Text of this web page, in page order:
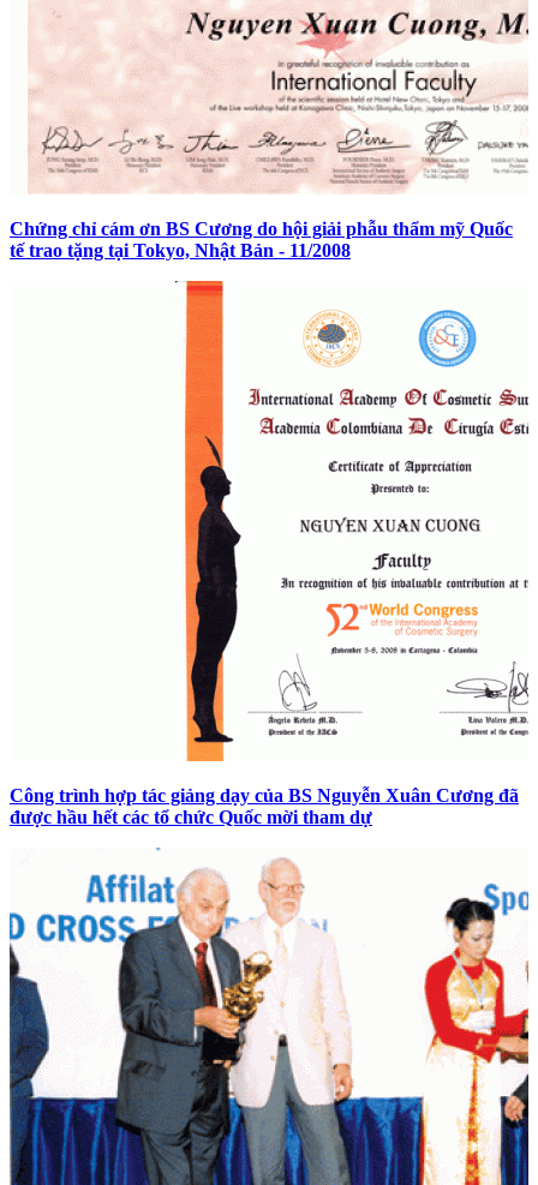
Chứng chỉ cám ơn BS Cương do hội giải phẫu thẩm mỹ Quốc
tế trao tặng tại Tokyo, Nhật Bản - 11/2008
Công trình hợp tác giảng dạy của BS Nguyễn Xuân Cương đã
được hầu hết các tổ chức Quốc mời tham dự